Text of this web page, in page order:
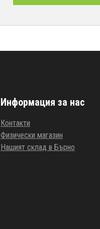
Информация за нас
Контакти
Физически магазин
Нашият склад в Бърно